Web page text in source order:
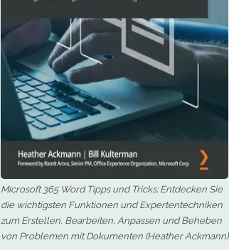
Microsoft 365 Word Tipps und Tricks: Entdecken Sie
die wichtigsten Funktionen und Expertentechniken
zum Erstellen, Bearbeiten, Anpassen und Beheben
von Problemen mit Dokumenten (Heather Ackmann)